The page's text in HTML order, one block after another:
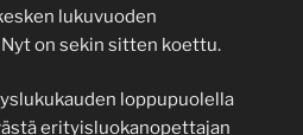
lukuvuoden
on sekin sitten koettu.
loppupuolella
erityisluokanopettajan